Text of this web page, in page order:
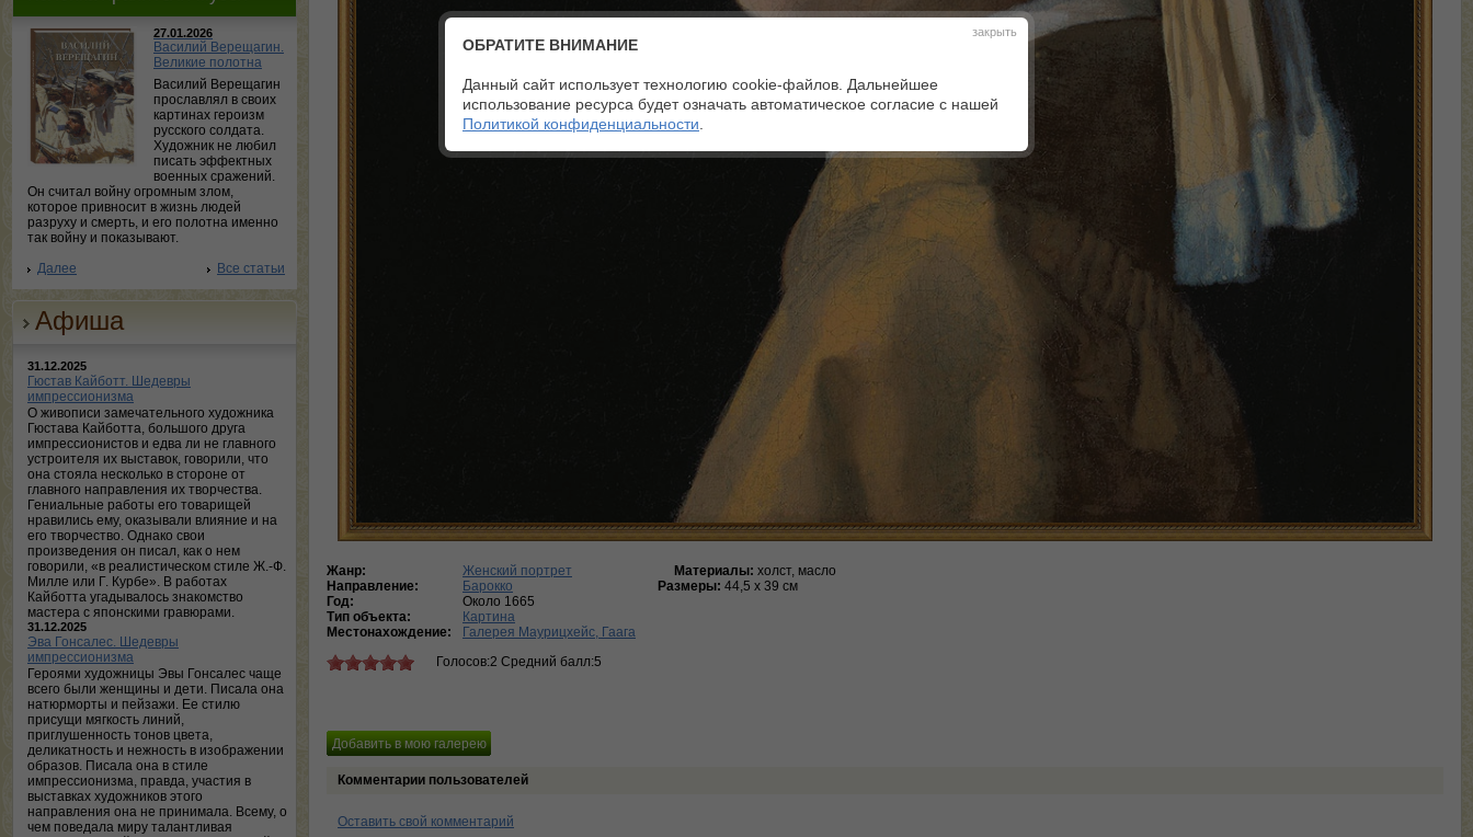
27.01.2026
Василий Верещагин.
Великие полотна
Василий Верещагин
прославлял в своих
картинах героизм
русского солдата.
Художник не любил
писать эффектных
военных сражений.
Он считал войну огромным злом,
которое привносит в жизнь людей
разруху и смерть, и его полотна именно
так войну и показывают.
Далее
Все статьи
Афиша
31.12.2025
Гюстав Кайботт. Шедевры
импрессионизма
О живописи замечательного художника
Гюстава Кайботта, большого друга
импрессионистов и едва ли не главного
устроителя их выставок, говорили, что
она стояла несколько в стороне от
главного направления их творчества.
Гениальные работы его товарищей
нравились ему, оказывали влияние и на
его творчество. Однако свои
произведения он писал, как о нем
говорили, «в реалистическом стиле Ж.-Ф.
Милле или Г. Курбе». В работах
Кайботта угадывалось знакомство
мастера с японскими гравюрами.
31.12.2025
Эва Гонсалес. Шедевры
импрессионизма
Героями художницы Эвы Гонсалес чаще
всего были женщины и дети. Писала она
натюрморты и пейзажи. Ее стилю
присущи мягкость линий,
приглушенность тонов цвета,
деликатность и нежность в изображении
образов. Писала она в стиле
импрессионизма, правда, участия в
выставках художников этого
направления она не принимала. Всему, о
чем поведала миру талантливая
Жанр:
Женский портрет
Направление:
Барокко
Год:
Около 1665
Тип объекта:
Картина
Местонахождение:
Галерея Маурицхейс, Гаага
Голосов:2 Средний балл:5
Материалы: холст, масло
Размеры: 44,5 х 39 см
Комментарии пользователей
Оставить свой комментарий
закрыть
ОБРАТИТЕ ВНИМАНИЕ
Данный сайт использует технологию cookie-файлов. Дальнейшее
использование ресурса будет означать автоматическое согласие с нашей
Политикой конфиденциальности